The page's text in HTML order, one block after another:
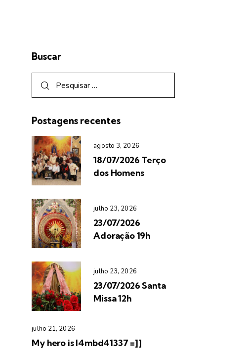
Buscar
Postagens recentes
agosto 3, 2026
18/07/2026 Terço
dos Homens
julho 23, 2026
23/07/2026
Adoração 19h
julho 23, 2026
23/07/2026 Santa
Missa 12h
julho 21, 2026
My hero is l4mbd41337 =]]